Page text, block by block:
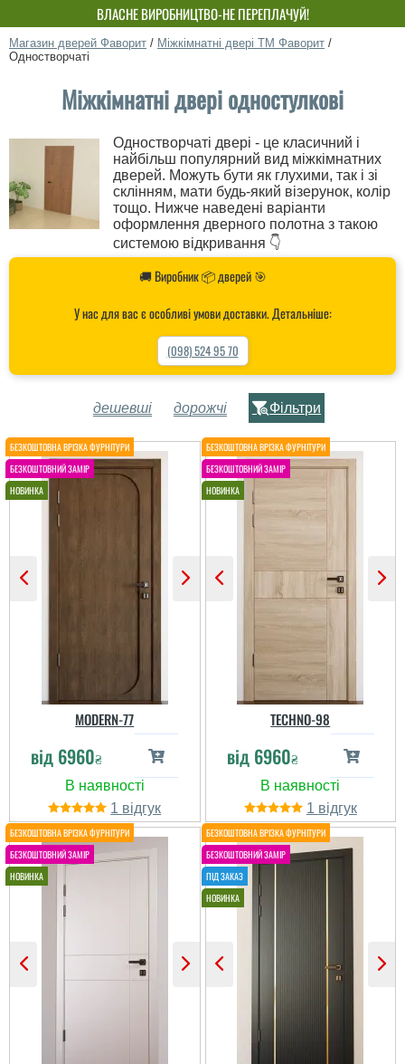
БЕЗКОШТОВНИЙ МОНТАЖ! ЗНИЖКА ДО 15%!
ВЛАСНЕ ВИРОБНИЦТВО-НЕ ПЕРЕПЛАЧУЙ!
Магазин дверей Фаворит / Міжкімнатні двері ТМ Фаворит /
Одностворчаті
Міжкімнатні двері одностулкові
Одностворчаті двері - це класичний і
найбільш популярний вид міжкімнатних
дверей. Можуть бути як глухими, так і зі
склінням, мати будь-який візерунок, колір
тощо. Нижче наведені варіанти
оформлення дверного полотна з такою
системою відкривання 👇
🚚 Виробник 📦 дверей 🎯
У нас для вас є особливі умови доставки. Детальніше:
(098) 524 95 70
дешевші дорожчі Фільтри
MODERN-77
від 6960₴
1
TECHNO-98
від 6960₴
1